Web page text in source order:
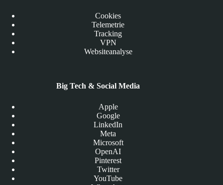
Cookies
Telemetrie
Tracking
VPN
Websiteanalyse
Big Tech & Social Media
Apple
Google
LinkedIn
Meta
Microsoft
OpenAI
Pinterest
Twitter
YouTube